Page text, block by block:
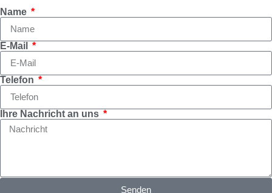
Name
E-Mail
Telefon
Ihre Nachricht an uns
Senden